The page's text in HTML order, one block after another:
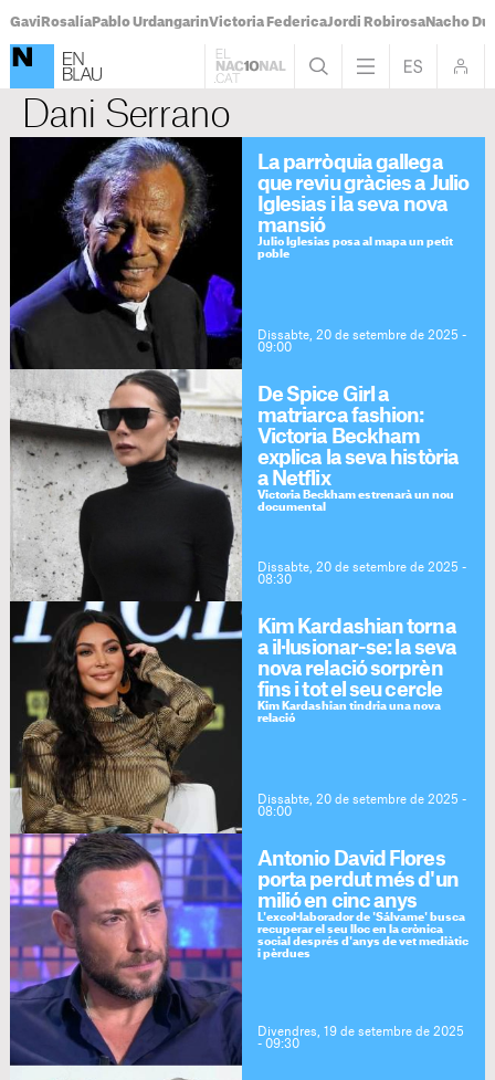
Gavi RosalíaPablo UrdangarinVictoria FedericaJordi RobirosaNacho
Dani Serrano
La parròquia gallega
que reviu gràcies a Julio
Iglesias i la seva nova
mansió
Julio Iglesias posa al mapa un petit
poble
Dissabte, 20 de setembre de 2025 -
09:00
De Spice Girl a
matriarca fashion:
Victoria Beckham
explica la seva història
a Netflix
Victoria Beckham estrenarà un nou
documental
Dissabte, 20 de setembre de 2025 -
08:30
Kim Kardashian torna
a il·lusionar-se: la seva
nova relació sorprèn
fins i tot el seu cercle
Kim Kardashian tindria una nova
relació
Dissabte, 20 de setembre de 2025 -
08:00
Antonio David Flores
porta perdut més d'un
milió en cinc anys
L'excol·laborador de 'Sálvame' busca
recuperar el seu lloc en la crònica
social després d'anys de vet mediàtic
i pèrdues
Divendres, 19 de setembre de 2025
- 09:30